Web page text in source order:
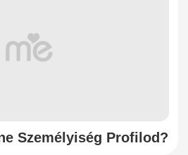
Személyiség Profilod?